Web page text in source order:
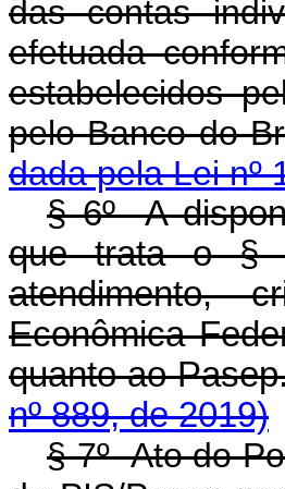
das contas
efetuada
estabelecidos
pelo Banco
dada pela Lei nº
§ 6º A
que trata o §
atendimento,
Econômica
quanto ao
nº 889, de 2019)
§ 7º Ato do